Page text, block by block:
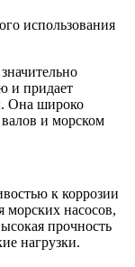
использования
и придает
Она широко
валов и морском
к коррозии
морских насосов,
прочность
нагрузки.